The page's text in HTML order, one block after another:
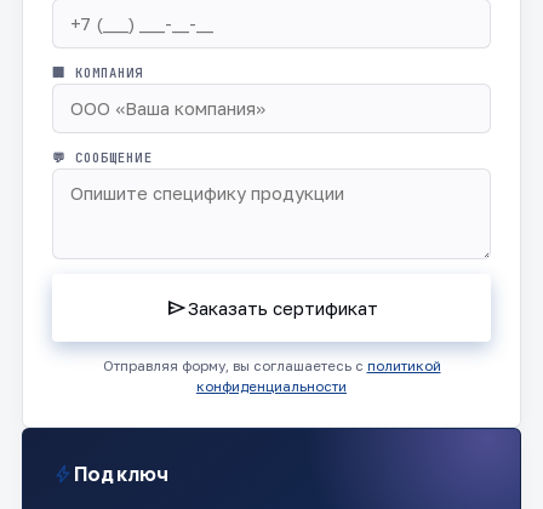
🏢 КОМПАНИЯ
💬 СООБЩЕНИЕ
sendЗаказать сертификат
Отправляя форму, вы соглашаетесь с политикой
конфиденциальности
boltПод ключ